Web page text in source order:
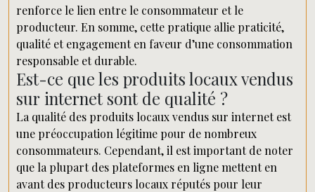
renforce le lien entre le consommateur et le
producteur. En somme, cette pratique allie praticité,
qualité et engagement en faveur d’une consommation
responsable et durable.
Est-ce que les produits locaux vendus
sur internet sont de qualité ?
La qualité des produits locaux vendus sur internet est
une préoccupation légitime pour de nombreux
consommateurs. Cependant, il est important de noter
que la plupart des plateformes en ligne mettent en
avant des producteurs locaux réputés pour leur